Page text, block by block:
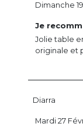
Je
Jolie table
originale et
Dimanche
Diarra
Mardi 27